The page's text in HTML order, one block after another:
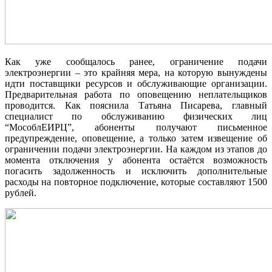
Как уже сообщалось ранее, ограничение подачи
электроэнергии – это крайняя мера, на которую вынуждены
идти поставщики ресурсов и обслуживающие организации.
Предварительная работа по оповещению неплательщиков
проводится. Как пояснила Татьяна Писарева, главный
специалист по обслуживанию физических лиц
“МособлЕИРЦ”, абоненты получают письменное
предупреждение, оповещение, а только затем извещение об
ограничении подачи электроэнергии. На каждом из этапов до
момента отключения у абонента остаётся возможность
погасить задолженность и исключить дополнительные
расходы на повторное подключение, которые составляют 1500
рублей.